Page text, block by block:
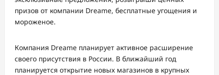
призов от компании Dreame, бесплатные угощения и
мороженое.
Компания Dreame планирует активное расширение
своего присутствия в России. В ближайший год
планируется открытие новых магазинов в крупных